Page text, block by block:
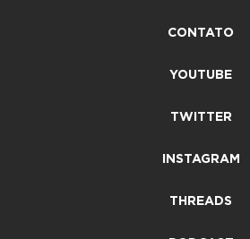
CONTATO
YOUTUBE
TWITTER
INSTAGRAM
THREADS